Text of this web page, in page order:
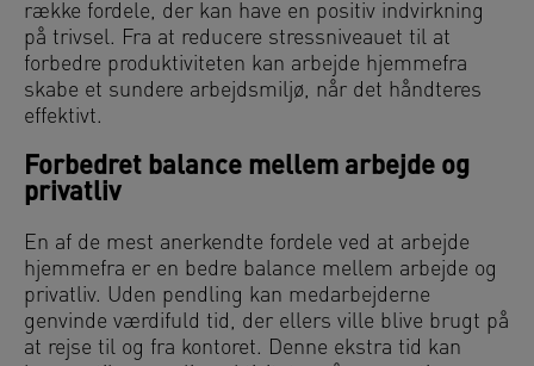
række fordele, der kan have en positiv indvirkning
på trivsel. Fra at reducere stressniveauet til at
forbedre produktiviteten kan arbejde hjemmefra
skabe et sundere arbejdsmiljø, når det håndteres
effektivt.
Forbedret balance mellem arbejde og
privatliv
En af de mest anerkendte fordele ved at arbejde
hjemmefra er en bedre balance mellem arbejde og
privatliv. Uden pendling kan medarbejderne
genvinde værdifuld tid, der ellers ville blive brugt på
at rejse til og fra kontoret. Denne ekstra tid kan